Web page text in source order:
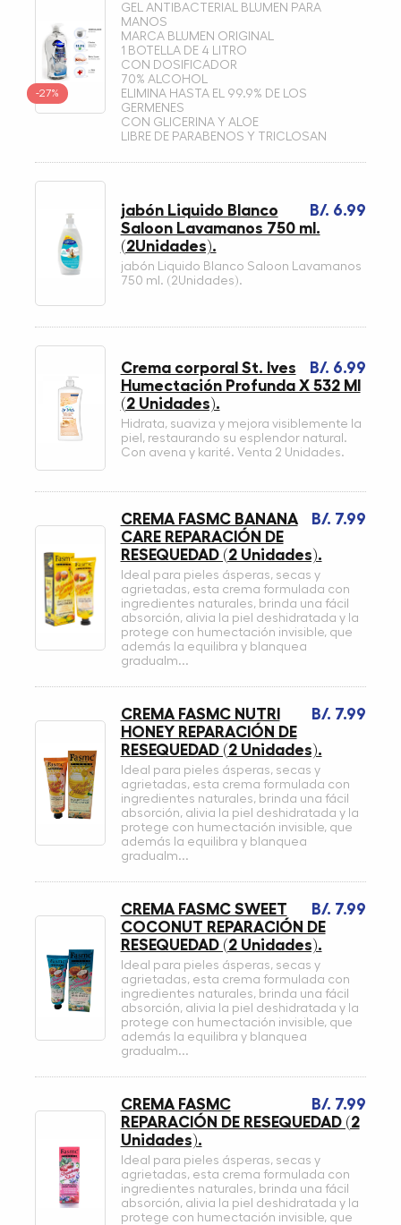
-27%
GEL ANTIBACTERIAL BLUMEN PARA
MANOS
MARCA BLUMEN ORIGINAL
1 BOTELLA DE 4 LITRO
CON DOSIFICADOR
70% ALCOHOL
ELIMINA HASTA EL 99.9% DE LOS
GERMENES
CON GLICERINA Y ALOE
LIBRE DE PARABENOS Y TRICLOSAN
B/. 6.99
jabón Liquido Blanco
Saloon Lavamanos 750 ml.
(2Unidades).
jabón Liquido Blanco Saloon Lavamanos
750 ml. (2Unidades).
B/. 6.99
Crema corporal St. Ives
Humectación Profunda X 532 Ml
(2 Unidades).
Hidrata, suaviza y mejora visiblemente la
piel, restaurando su esplendor natural.
Con avena y karité. Venta 2 Unidades.
B/. 7.99
CREMA FASMC BANANA
CARE REPARACIÓN DE
RESEQUEDAD (2 Unidades).
Ideal para pieles ásperas, secas y
agrietadas, esta crema formulada con
ingredientes naturales, brinda una fácil
absorción, alivia la piel deshidratada y la
protege con humectación invisible, que
además la equilibra y blanquea
gradualm...
B/. 7.99
CREMA FASMC NUTRI
HONEY REPARACIÓN DE
RESEQUEDAD (2 Unidades).
Ideal para pieles ásperas, secas y
agrietadas, esta crema formulada con
ingredientes naturales, brinda una fácil
absorción, alivia la piel deshidratada y la
protege con humectación invisible, que
además la equilibra y blanquea
gradualm...
B/. 7.99
CREMA FASMC SWEET
COCONUT REPARACIÓN DE
RESEQUEDAD (2 Unidades).
Ideal para pieles ásperas, secas y
agrietadas, esta crema formulada con
ingredientes naturales, brinda una fácil
absorción, alivia la piel deshidratada y la
protege con humectación invisible, que
además la equilibra y blanquea
gradualm...
B/. 7.99
CREMA FASMC
REPARACIÓN DE RESEQUEDAD (2
Unidades).
Ideal para pieles ásperas, secas y
agrietadas, esta crema formulada con
ingredientes naturales, brinda una fácil
absorción, alivia la piel deshidratada y la
protege con humectación invisible, que